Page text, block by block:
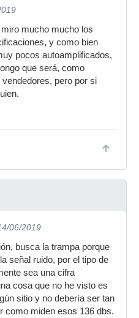
mucho mucho los
y como bien
pocos autoamplificados,
que será, como
pero por si
06/2019
busca la trampa porque
señal ruido, por el tipo de
sea una cifra
cosa que no he visto es
sitio y no debería ser tan
como miden esos 136 dbs.